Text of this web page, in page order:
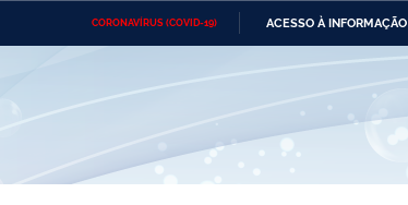
CORONAVÍRUS (COVID-19) ACESSO À INFORMAÇÃO
Ministério das Relações
Ministério do Desenvolvimento
Regional